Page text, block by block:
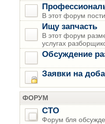
В этот форум
Ищу запчасть
В этот форум
услугах
Обсуждение
Заявки на
ФОРУМ
СТО
Форум бля